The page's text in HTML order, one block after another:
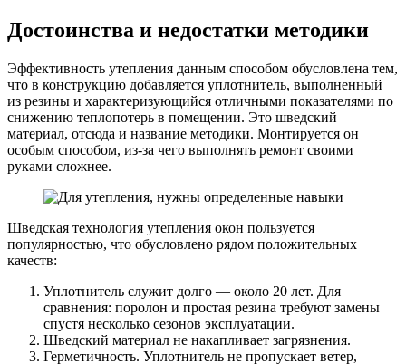
Достоинства и недостатки методики
Эффективность утепления данным способом обусловлена тем,
что в конструкцию добавляется уплотнитель, выполненный
из резины и характеризующийся отличными показателями по
снижению теплопотерь в помещении. Это шведский
материал, отсюда и название методики. Монтируется он
особым способом, из-за чего выполнять ремонт своими
руками сложнее.
Шведская технология утепления окон пользуется
популярностью, что обусловлено рядом положительных
качеств:
Уплотнитель служит долго — около 20 лет. Для
сравнения: поролон и простая резина требуют замены
спустя несколько сезонов эксплуатации.
Шведский материал не накапливает загрязнения.
Герметичность. Уплотнитель не пропускает ветер,